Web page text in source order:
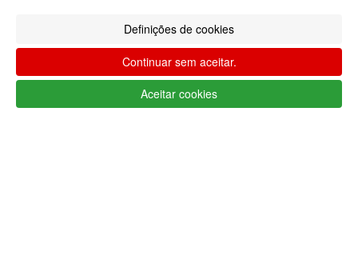
Métodos de pagamentoDefinições de cookies
Continuar sem aceitar.
Aceitar cookies